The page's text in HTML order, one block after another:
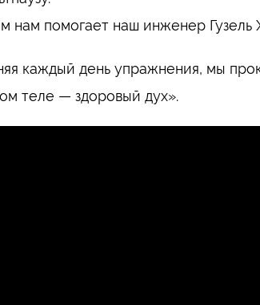
нам помогает наш инженер Гузель
каждый день упражнения, мы
теле — здоровый дух».